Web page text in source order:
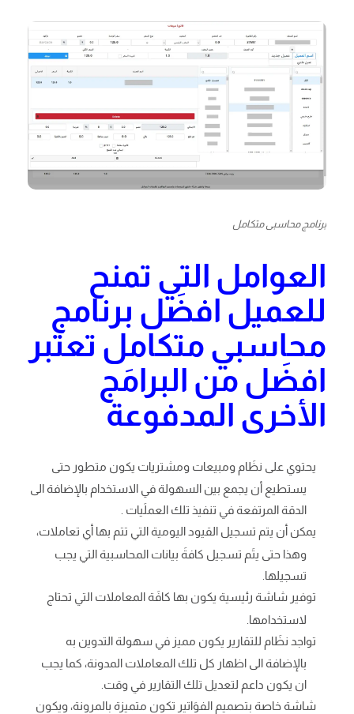
برنامج محاسبى متكامل
العوامل التي تمنح
للعميل افضَل برنامج
محاسبي متكامل تعتبر
افضَل من البرامَج
الأخرى المدفوعة
يحتوي على نظَام ومبيعات ومشتريات يكون متطور حتى
يستطيع أن يجمع بين السهولة في الاستخدام بالإضافة الى
الدقة المرتفعة في تنفيذ تلك العملَيات .
يمكن أن يتم تسجيل القيود اليومية التي تتم بها أي تعاملات،
وهذا حتى يتَم تسجيل كافةَ بيانات المحاسبية التي يجب
تسجيلها.
توفير شاشة رئيسية يكون بها كافَة المعاملات التي تحتاج
لاستخدامها.
تواجد نظَام للتقارير يكون مميز في سهولة التدوين به
بالإضافة الى اظهار كل تلك المعاملات المدونة، كما يجب
ان يكون داعم لتعديل تلك التقارير في وقت.
شاشة خاصة بتصميم الفوَاتير تكون متميزة بالمرونة، ويكون